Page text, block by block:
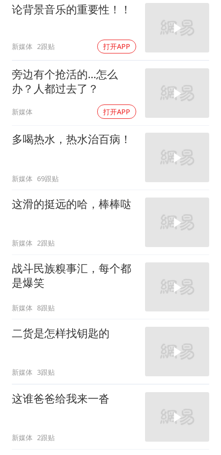
论背景音乐的重要性！！
新媒体 2跟贴 打开APP
旁边有个抢活的…怎么
办？人都过去了？
新媒体 打开APP
多喝热水，热水治百病！
新媒体 69跟贴
这滑的挺远的哈，棒棒哒
新媒体 2跟贴
战斗民族糗事汇，每个都
是爆笑
新媒体 8跟贴
二货是怎样找钥匙的
新媒体 3跟贴
这谁爸爸给我来一沓
新媒体 2跟贴